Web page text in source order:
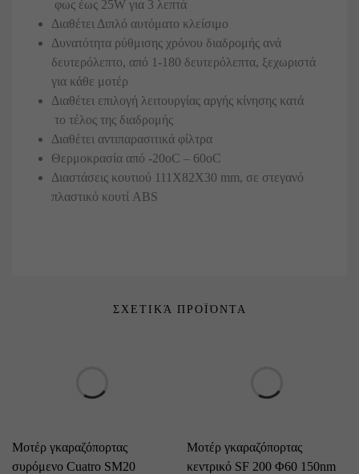
φως έως 25W για 3 λεπτά
Διαθέτει Διπλό αυτόματο κλείσιμο
Δυνατότητα ρύθμισης χρόνου διαδρομής ανά
δευτερόλεπτο, από 1-180 δευτερόλεπτα, ξεχωριστά
για κάθε μοτέρ
Διαθέτει επιλογή λειτουργίας αργής κίνησης κατά
το τέλος της διαδρομής
Διαθέτει αντιπαρασιτικά φίλτρα
Θερμοκρασία από -20oC – 60oC
Διαστάσεις κουτιού 111Χ82Χ30 mm, σε στεγανό
πλαστικό κουτί ABS
ΣΧΕΤΙΚΆ ΠΡΟΪΌΝΤΑ
Μοτέρ γκαραζόπορτας
συρόμενο Cuatro SM20
Μοτέρ γκαραζόπορτας
κεντρικό SF 200 Φ60 150nm